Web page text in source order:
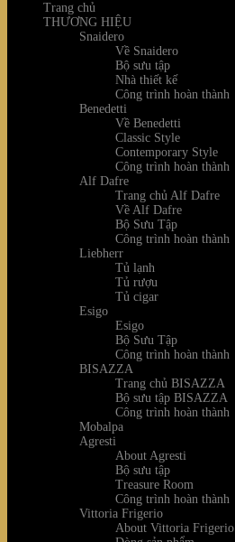
Trang chủ
THƯƠNG HIỆU
Snaidero
Về Snaidero
Bộ sưu tập
Nhà thiết kế
Công trình hoàn thành
Benedetti
Về Benedetti
Classic Style
Contemporary Style
Công trình hoàn thành
Alf Dafre
Trang chủ Alf Dafre
Về Alf Dafre
Bộ Sưu Tập
Công trình hoàn thành
Liebherr
Tủ lạnh
Tủ rượu
Tủ cigar
Esigo
Esigo
Bộ Sưu Tập
Công trình hoàn thành
BISAZZA
Trang chủ BISAZZA
Bộ sưu tập BISAZZA
Công trình hoàn thành
Mobalpa
Agresti
About Agresti
Bộ sưu tập
Treasure Room
Công trình hoàn thành
Vittoria Frigerio
About Vittoria Frigerio